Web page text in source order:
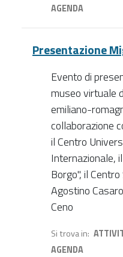
AGENDA
Presentazione
Evento di
museo virtuale
emiliano-
collaborazione
il Centro
Internazionale,
Borgo", il
Agostino
Ceno
Si trova in
AGENDA